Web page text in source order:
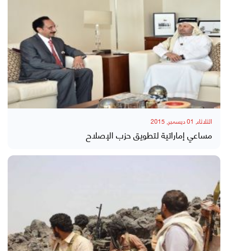
الثلاثاء, 01 ديسمبر, 2015
مساعي إماراتية لتطويق حزب الإصلاح